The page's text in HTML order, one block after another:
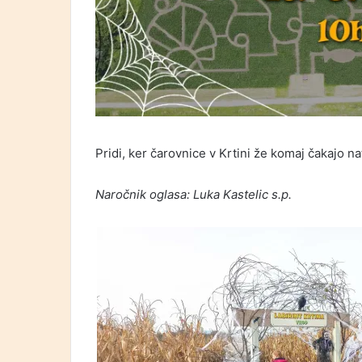
Pridi, ker čarovnice v Krtini že komaj čakajo
Naročnik oglasa: Luka Kastelic s.p.